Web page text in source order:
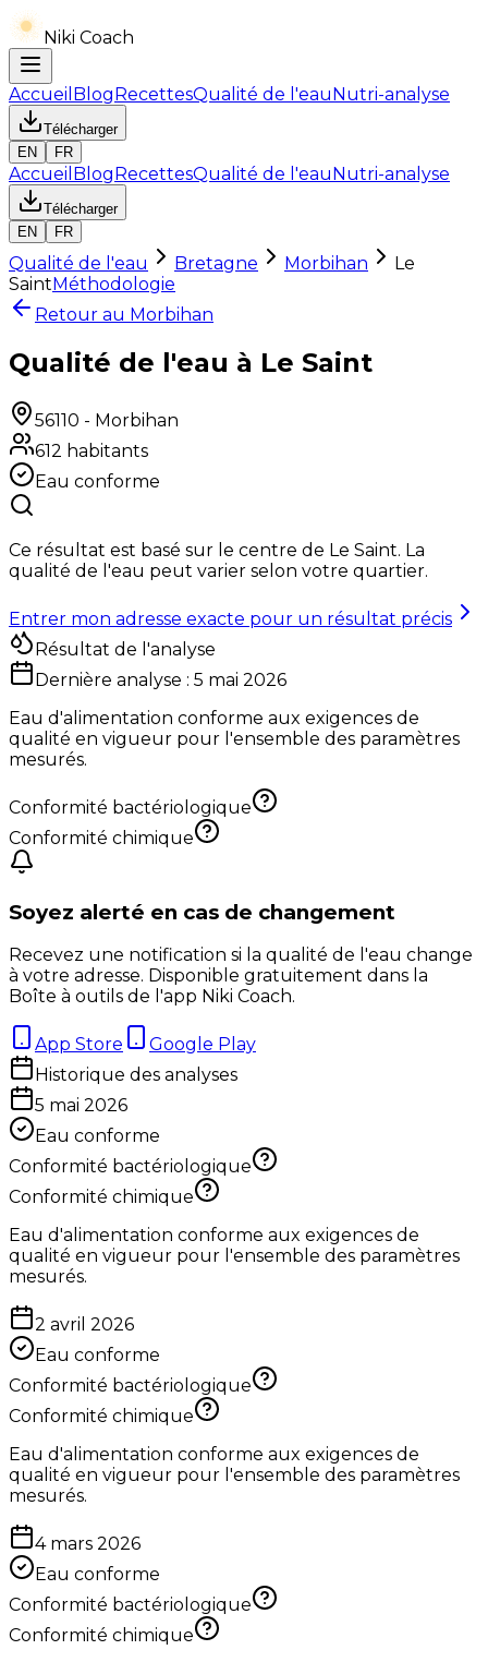
Niki Coach
Accueil BlogRecettesQualité de l'eauNutri-analyse
Télécharger
EN
FR
Accueil BlogRecettesQualité de l'eauNutri-analyse
Télécharger
EN
FR
Qualité de l'eau Bretagne Morbihan
Le
SaintMéthodologie
Retour au Morbihan
Qualité de l'eau à Le Saint
56110 - Morbihan
612 habitants
Eau conforme
Ce résultat est basé sur le centre de Le Saint. La
qualité de l'eau peut varier selon votre quartier.
Entrer mon adresse exacte pour un résultat précis
Résultat de l'analyse
Dernière analyse : 5 mai 2026
Eau d'alimentation conforme aux exigences de
qualité en vigueur pour l'ensemble des paramètres
mesurés.
Conformité bactériologique
Conformité chimique
Soyez alerté en cas de changement
Recevez une notification si la qualité de l'eau change
à votre adresse. Disponible gratuitement dans la
Boîte à outils de l'app Niki Coach.
App Store
Google Play
Historique des analyses
5 mai 2026
Eau conforme
Conformité bactériologique
Conformité chimique
Eau d'alimentation conforme aux exigences de
qualité en vigueur pour l'ensemble des paramètres
mesurés.
2 avril 2026
Eau conforme
Conformité bactériologique
Conformité chimique
Eau d'alimentation conforme aux exigences de
qualité en vigueur pour l'ensemble des paramètres
mesurés.
4 mars 2026
Eau conforme
Conformité bactériologique
Conformité chimique